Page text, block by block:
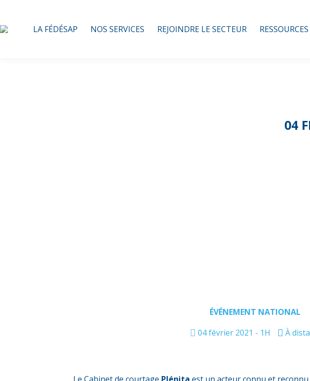
LA FÉDÉSAP NOS SERVICES REJOINDRE LE SECTEUR RESSOURCES
04
ÉVÉNEMENT NATIONAL
04 février 2021 - 1H
À